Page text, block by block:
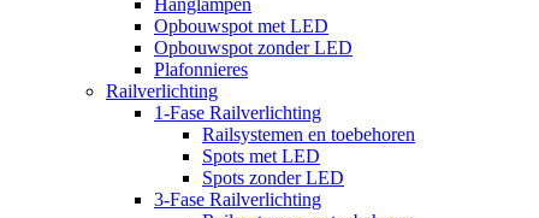
Hanglampen
Opbouwspot met LED
Opbouwspot zonder LED
Plafonnieres
Railverlichting
1-Fase Railverlichting
Railsystemen en toebehoren
Spots met LED
Spots zonder LED
3-Fase Railverlichting